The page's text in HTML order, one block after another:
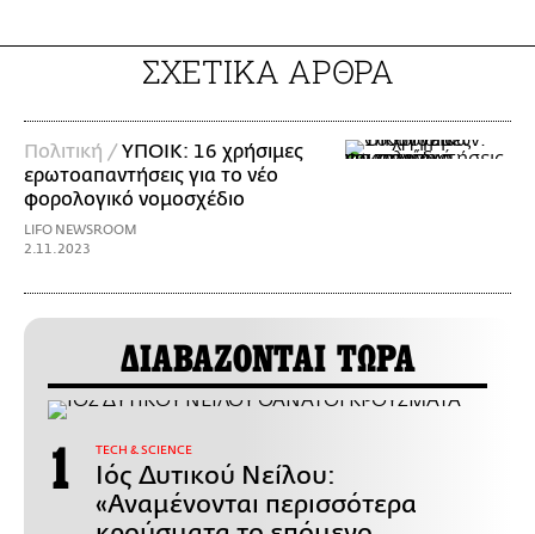
ΣΧΕΤΙΚΑ ΑΡΘΡΑ
Πολιτική /ΥΠΟΙΚ: 16 χρήσιμες
ερωτοαπαντήσεις για το νέο
φορολογικό νομοσχέδιο
LIFO NEWSROOM
2.11.2023
ΔΙΑΒΑΖΟΝΤΑΙ ΤΩΡΑ
ΤECH & SCIENCE
Ιός Δυτικού Νείλου:
«Αναμένονται περισσότερα